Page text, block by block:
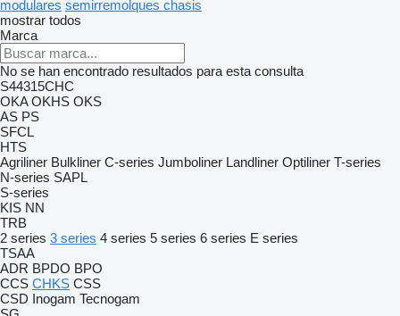
modulares semirremolques chasis
mostrar todos
Marca
No se han encontrado resultados para esta consulta
S44315CHC
OKA OKHS OKS
AS PS
SFCL
HTS
Agriliner Bulkliner C-series Jumboliner Landliner Optiliner T-series
N-series SAPL
S-series
KIS NN
TRB
2 series 3 series 4 series 5 series 6 series E series
TSAA
ADR BPDO BPO
CCS CHKS CSS
CSD Inogam Tecnogam